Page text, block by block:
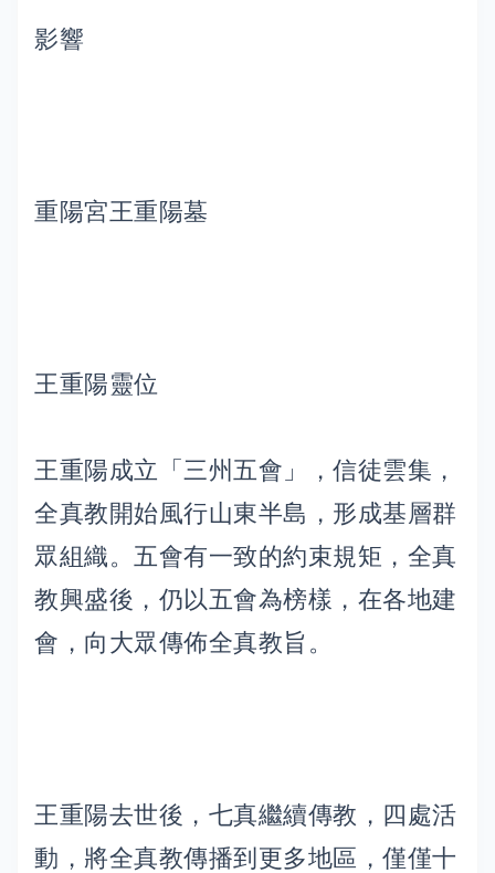
影響
重陽宮王重陽墓
王重陽靈位
王重陽成立「三州五會」，信徒雲集，
全真教開始風行山東半島，形成基層群
眾組織。五會有一致的約束規矩，全真
教興盛後，仍以五會為榜樣，在各地建
會，向大眾傳佈全真教旨。
王重陽去世後，七真繼續傳教，四處活
動，將全真教傳播到更多地區，僅僅十